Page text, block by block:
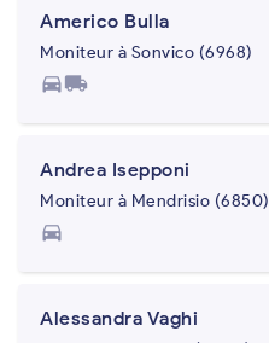
Americo Bulla
Moniteur à Sonvico (6968)
directions_carlocal_shipping
Andrea Isepponi
Moniteur à Mendrisio (6850)
directions_car
Alessandra Vaghi